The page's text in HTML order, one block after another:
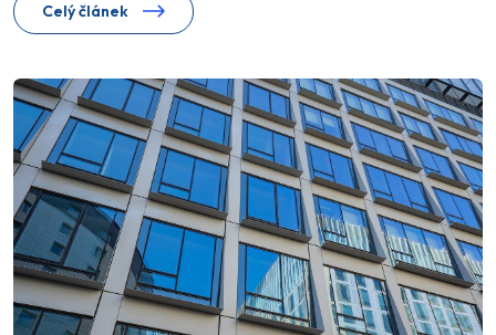
Celý článek